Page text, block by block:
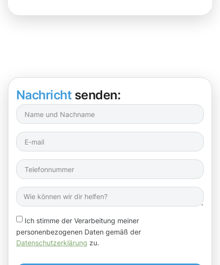
Nachricht senden:
Ich stimme der Verarbeitung meiner
personenbezogenen Daten gemäß der
Datenschutzerklärung zu.